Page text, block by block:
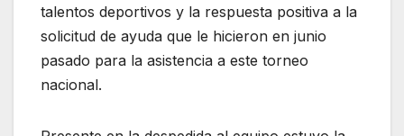
talentos deportivos y la respuesta positiva a la
solicitud de ayuda que le hicieron en junio
pasado para la asistencia a este torneo
nacional.